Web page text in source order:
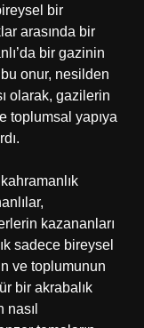
bir
arasında bir
bir gazinin
onur, nesilden
olarak, gazilerin
toplumsal yapıya
kazananları
sadece bireysel
ve toplumunun
bir akrabalık